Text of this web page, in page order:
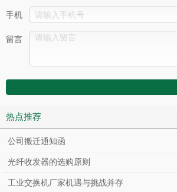
手机
留言
热点推荐
公司搬迁通知函
光纤收发器的选购原则
工业交换机厂家机遇与挑战并存